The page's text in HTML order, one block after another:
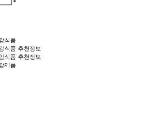
식품
식품
식품
제품
추천정보
추천정보